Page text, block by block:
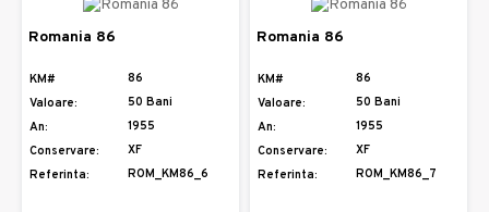
Romania 86
KM#
86
Valoare:
50 Bani
An:
1955
Conservare:
XF
Referinta:
ROM_KM86_6
Romania 86
KM#
86
Valoare:
50 Bani
An:
1955
Conservare:
XF
Referinta:
ROM_KM86_7